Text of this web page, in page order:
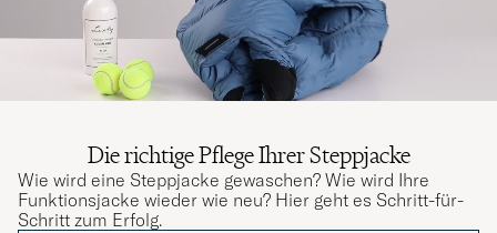
Die richtige Pflege Ihrer Steppjacke
Wie wird eine Steppjacke gewaschen? Wie wird Ihre
Funktionsjacke wieder wie neu? Hier geht es Schritt-für-
Schritt zum Erfolg.